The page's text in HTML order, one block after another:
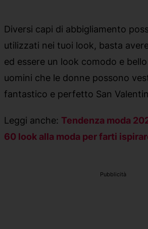
Diversi capi di abbigliamento
utilizzati nei tuoi look, basta
ed essere un look comodo e
uomini che le donne possono
fantastico e perfetto San
Leggi anche: Tendenza moda
60 look alla moda per farti
Pubblicità